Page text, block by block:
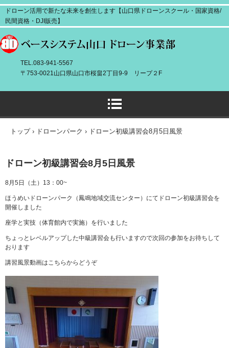
ドローン活用で新たな未来を創生します【山口県ドローンスクール・国家資格/
民間資格・DJI販売】
TEL.083-941-5567
〒753-0021山口県山口市桜畠2丁目9-9 リープ２F
トップ › ドローンパーク › ドローン初級講習会8月5日風景
ドローン初級講習会8月5日風景
8月5日（土）13：00~
ほうめいドローンパーク（鳳鳴地域交流センター）にてドローン初級講習会を
開催しました
座学と実技（体育館内で実施）を行いました
ちょっとレベルアップした中級講習会も行いますので次回の参加をお待ちして
おります
講習風景動画はこちらからどうぞ